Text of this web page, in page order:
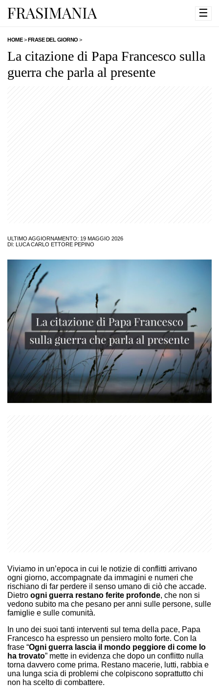
☰
HOME>FRASE DEL GIORNO >
La citazione di Papa Francesco sulla
guerra che parla al presente
ULTIMO AGGIORNAMENTO: 19 MAGGIO 2026
DI: LUCA CARLO ETTORE PEPINO
Viviamo in un’epoca in cui le notizie di conflitti arrivano
ogni giorno, accompagnate da immagini e numeri che
rischiano di far perdere il senso umano di ciò che accade.
Dietro ogni guerra restano ferite profonde, che non si
vedono subito ma che pesano per anni sulle persone, sulle
famiglie e sulle comunità.
In uno dei suoi tanti interventi sul tema della pace, Papa
Francesco ha espresso un pensiero molto forte. Con la
frase “Ogni guerra lascia il mondo peggiore di come lo
ha trovato” mette in evidenza che dopo un conflitto nulla
torna davvero come prima. Restano macerie, lutti, rabbia e
una lunga scia di problemi che colpiscono soprattutto chi
non ha scelto di combattere.